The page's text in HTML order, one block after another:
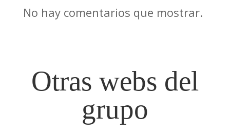
No hay comentarios que mostrar.
Otras webs del
grupo